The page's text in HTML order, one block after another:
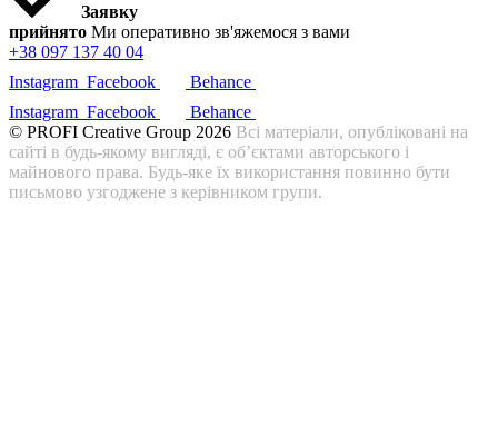
Заявку
прийнято Ми оперативно зв'яжемося з вами
+38 097 137 40 04
Instagram Facebook
Behance
Instagram Facebook
Behance
© PROFI Creative Group 2026 Всі матеріали, опубліковані на
сайті в будь-якому вигляді, є об’єктами авторського і
майнового права. Будь-яке їх використання повинно бути
письмово узгоджене з керівником групи.